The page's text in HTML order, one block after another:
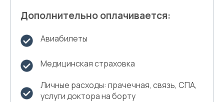
Дополнительно оплачивается:
Авиабилеты
Медицинская страховка
Личные расходы: прачечная, связь, СПА,
услуги доктора на борту